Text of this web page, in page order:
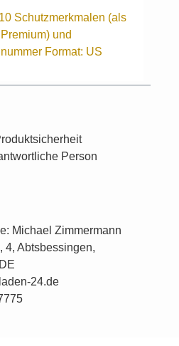
Schutzmerkmalen (als
und
Format: US
Person
Michael Zimmermann
4, Abtsbessingen,
24.de